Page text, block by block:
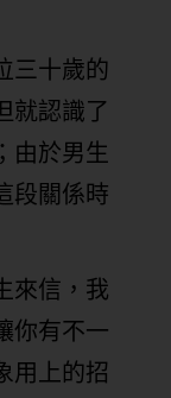
三十歲的
就認識了
由於男生
段關係時
來信，我
你有不一
用上的招